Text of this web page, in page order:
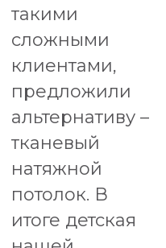
такими
сложными
клиентами,
предложили
альтернативу –
тканевый
натяжной
потолок. В
итоге детская